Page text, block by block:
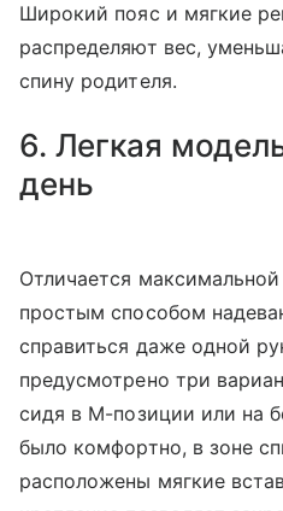
Широкий пояс и мягкие
распределяют вес,
спину родителя.
6. Легкая
день
Отличается
простым способом
справиться даже одной
предусмотрено три
сидя в М-позиции или на
было комфортно, в зоне
расположены мягкие